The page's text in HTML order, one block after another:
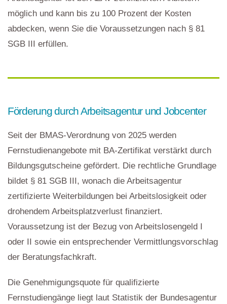
möglich und kann bis zu 100 Prozent der Kosten
abdecken, wenn Sie die Voraussetzungen nach § 81
SGB III erfüllen.
Förderung durch Arbeitsagentur und Jobcenter
Seit der BMAS-Verordnung von 2025 werden
Fernstudienangebote mit BA-Zertifikat verstärkt durch
Bildungsgutscheine gefördert. Die rechtliche Grundlage
bildet § 81 SGB III, wonach die Arbeitsagentur
zertifizierte Weiterbildungen bei Arbeitslosigkeit oder
drohendem Arbeitsplatzverlust finanziert.
Voraussetzung ist der Bezug von Arbeitslosengeld I
oder II sowie ein entsprechender Vermittlungsvorschlag
der Beratungsfachkraft.
Die Genehmigungsquote für qualifizierte
Fernstudiengänge liegt laut Statistik der Bundesagentur